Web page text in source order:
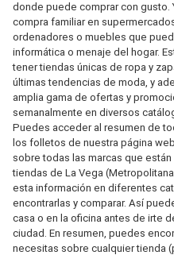
donde puede comprar con gusto.
compra familiar en
ordenadores o muebles que
informática o menaje del hogar.
tener tiendas únicas de ropa y
últimas tendencias de moda, y
amplia gama de ofertas y
semanalmente en diversos
Puedes acceder al resumen de
los folletos de nuestra página
sobre todas las marcas que
tiendas de La Vega
esta información en diferentes
encontrarlas y comparar. Así
casa o en la oficina antes de irte
ciudad. En resumen, puedes
necesitas sobre cualquier tienda